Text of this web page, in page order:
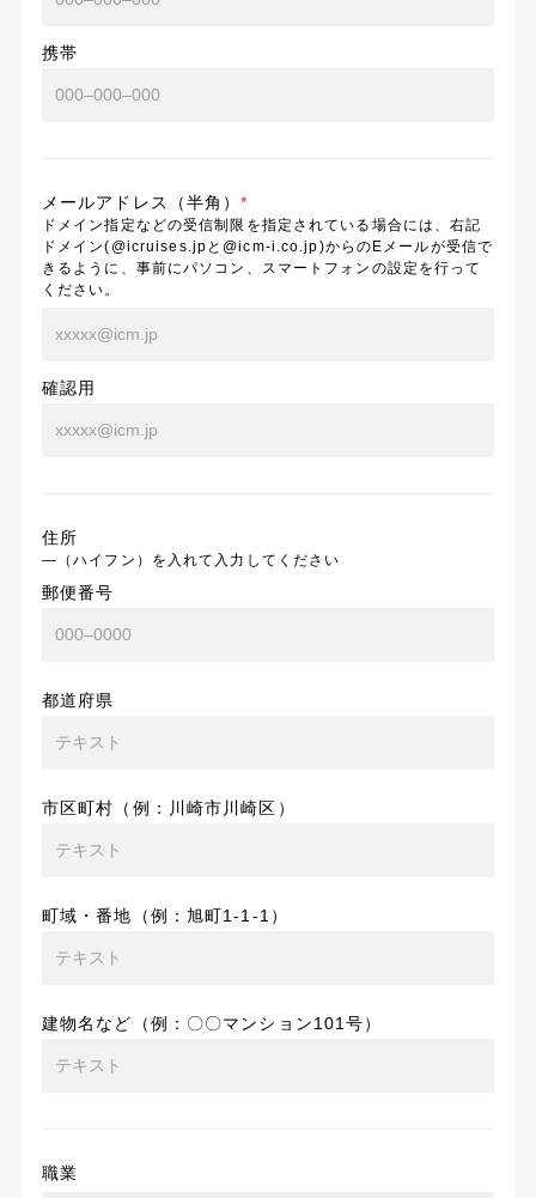
携帯
メールアドレス（半角）*
ドメイン指定などの受信制限を指定されている場合には、右記
ドメイン(@icruises.jpと@icm-i.co.jp)からのEメールが受信で
きるように、事前にパソコン、スマートフォンの設定を行って
ください。
確認用
住所
―（ハイフン）を入れて入力してください
郵便番号
都道府県
市区町村（例：川崎市川崎区）
町域・番地（例：旭町1-1-1）
建物名など（例：〇〇マンション101号）
職業